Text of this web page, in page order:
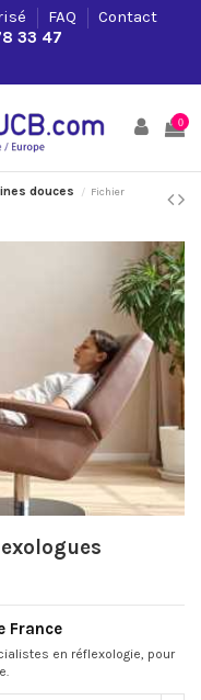
FAQ
Contact
33 47
0
douces
Fichier
France
en réflexologie, pour